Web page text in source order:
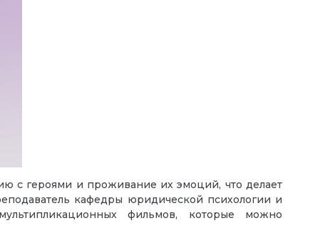
с героями и проживание их эмоций, что делает
кафедры юридической психологии и
фильмов, которые можно